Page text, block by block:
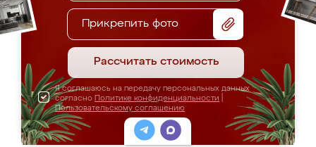
Прикрепить фото
Рассчитать стоимость
Я соглашаюсь на передачу персональных данных
согласно Политике конфиденциальности
Пользовательскому соглашению